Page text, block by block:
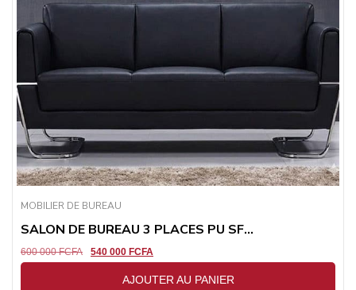
MOBILIER DE BUREAU
SALON DE BUREAU 3 PLACES PU SF...
600 000FCFA 540 000 FCFA
AJOUTER AU PANIER